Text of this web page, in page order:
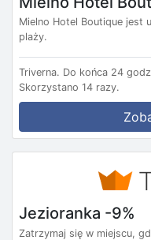
Mielno Hotel Boutique jest
plaży.
Triverna. Do końca 24
Skorzystano 14 razy.
Jezioranka -9%
Zatrzymaj się w miejscu,